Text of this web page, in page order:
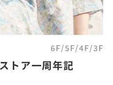
6F/5F/4F/3F
トア一周年記